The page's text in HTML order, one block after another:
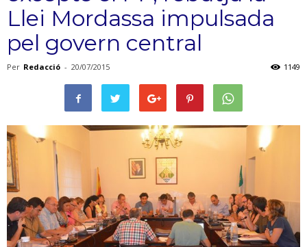
Llei Mordassa impulsada
pel govern central
Per Redacció - 20/07/2015 1149